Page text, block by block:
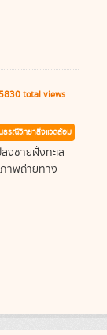
total views
ธรณีวิทยาสิ่งแวดล้อม
งชายฝั่งทะเล
าพถ่ายทาง